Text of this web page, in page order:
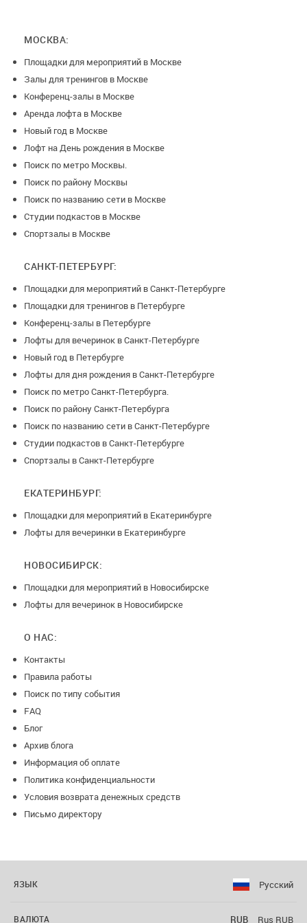
МОСКВА:
Площадки для мероприятий в Москве
Залы для тренингов в Москве
Конференц-залы в Москве
Аренда лофта в Москве
Новый год в Москве
Лофт на День рождения в Москве
Поиск по метро Москвы.
Поиск по району Москвы
Поиск по названию сети в Москве
Студии подкастов в Москве
Спортзалы в Москве
САНКТ-ПЕТЕРБУРГ:
Площадки для мероприятий в Санкт-Петербурге
Площадки для тренингов в Петербурге
Конференц-залы в Петербурге
Лофты для вечеринок в Санкт-Петербурге
Новый год в Петербурге
Лофты для дня рождения в Санкт-Петербурге
Поиск по метро Санкт-Петербурга.
Поиск по району Санкт-Петербурга
Поиск по названию сети в Санкт-Петербурге
Студии подкастов в Санкт-Петербурге
Спортзалы в Санкт-Петербурге
ЕКАТЕРИНБУРГ:
Площадки для мероприятий в Екатеринбурге
Лофты для вечеринки в Екатеринбурге
НОВОСИБИРСК:
Площадки для мероприятий в Новосибирске
Лофты для вечеринок в Новосибирске
О НАС:
Контакты
Правила работы
Поиск по типу события
FAQ
Блог
Архив блога
Информация об оплате
Политика конфиденциальности
Условия возврата денежных средств
Письмо директору
ЯЗЫК Русский
ВАЛЮТА RUB Rus RUB